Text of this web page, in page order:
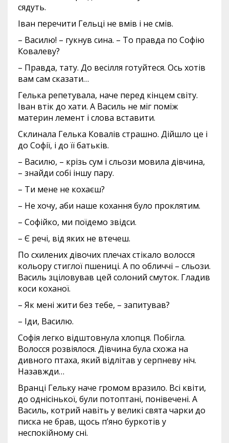
сядуть.
Іван перечити Гельці не вмів і не смів.
– Василю! – гукнув сина. – То правда по Софію
Ковалеву?
– Правда, тату. До весілля готуйтеся. Ось хотів
вам сам сказати…
Гелька репетувала, наче перед кінцем світу.
Іван втік до хати. А Василь не міг поміж
материн лемент і слова вставити.
Склинала Гелька Ковалів страшно. Дійшло це і
до Софії, і до її батьків.
– Василю, – крізь сум і сльози мовила дівчина,
– знайди собі іншу пару.
– Ти мене не кохаєш?
– Не хочу, аби наше кохання було проклятим.
– Софійко, ми поїдемо звідси.
– Є речі, від яких не втечеш.
По схилених дівочих плечах стікало волосся
кольору стиглої пшениці. А по обличчі – сльози.
Василь зціловував цей солоний смуток. Гладив
коси коханої.
– Як мені жити без тебе, – запитував?
– Іди, Василю.
Софія легко відштовнула хлопця. Побігла.
Волосся розвіялося. Дівчина була схожа на
дивного птаха, який відлітав у серпневу ніч.
Назавжди…
Вранці Гельку наче громом вразило. Всі квіти,
до однісінької, були потоптані, понівечені. А
Василь, котрий навіть у великі свята чарки до
писка не брав, щось п’яно буркотів у
неспокійному сні.